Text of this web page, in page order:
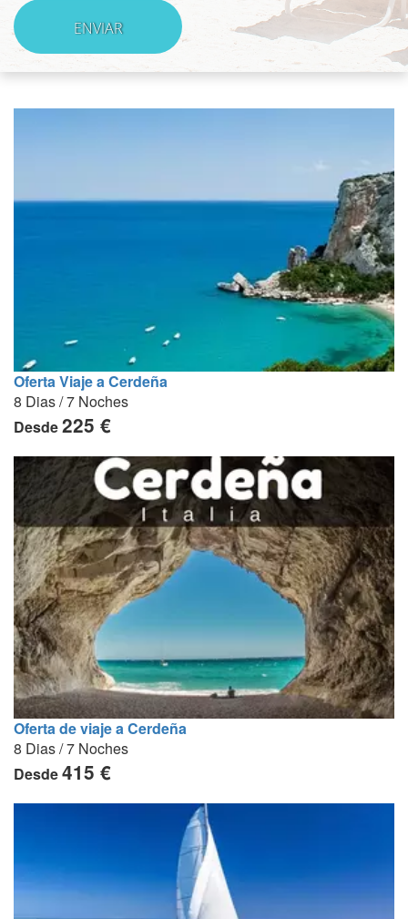
Oferta Viaje a Cerdeña
8 Dias / 7 Noches
Desde225 €
Oferta de viaje a Cerdeña
8 Dias / 7 Noches
Desde415 €